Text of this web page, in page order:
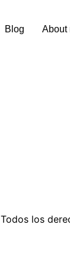
Blog About
Todos los